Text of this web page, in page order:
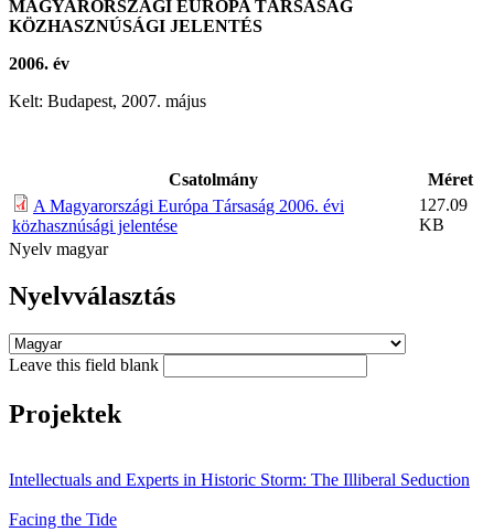
MAGYARORSZÁGI EURÓPA TÁRSASÁG
KÖZHASZNÚSÁGI JELENTÉS
2006. év
Kelt: Budapest, 2007. május
Csatolmány
Méret
A Magyarországi Európa Társaság 2006. évi
közhasznúsági jelentése
127.09
KB
Nyelv magyar
Nyelvválasztás
Leave this field blank
Projektek
Intellectuals and Experts in Historic Storm: The Illiberal Seduction
Facing the Tide